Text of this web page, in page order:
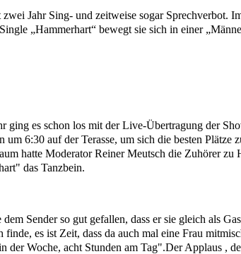
Jahr Sing- und zeitweise sogar Sprechverbot.
„Hammerhart“ bewegt sie sich in einer
ging es schon los mit der Live-Übertragung der
6:30 auf der Terasse, um sich die besten Plätze
hatte Moderator Reiner Meutsch die Zuhörer zu
das Tanzbein.
Sender so gut gefallen, dass er sie gleich als
es ist Zeit, dass da auch mal eine Frau
der Woche, acht Stunden am Tag".Der Applaus ,